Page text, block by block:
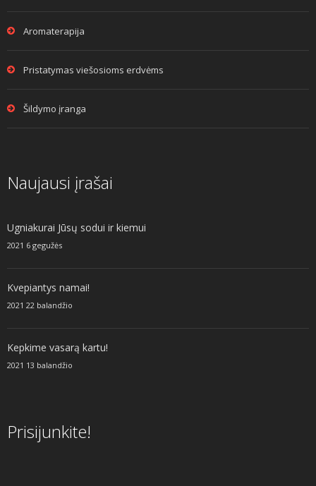
Aromaterapija
Pristatymas viešosioms erdvėms
Šildymo įranga
Naujausi įrašai
Ugniakurai Jūsų sodui ir kiemui
2021 6 gegužės
Kvepiantys namai!
2021 22 balandžio
Kepkime vasarą kartu!
2021 13 balandžio
Prisijunkite!